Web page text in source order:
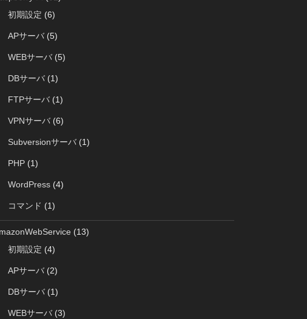
初期設定 (6)
APサーバ(5)
WEBサーバ(5)
DBサーバ(1)
FTPサーバ(1)
VPNサーバ(6)
Subversionサーバ(1)
PHP(1)
WordPress(4)
コマンド (1)
(13)
初期設定 (4)
APサーバ(2)
DBサーバ(1)
WEBサーバ(3)